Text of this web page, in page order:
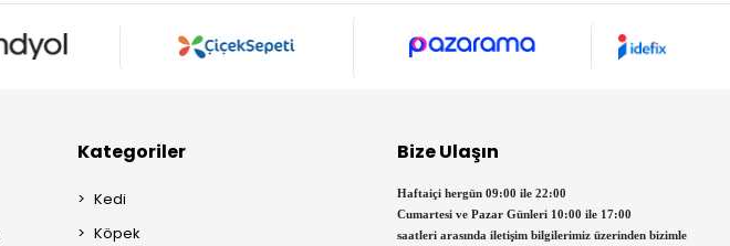
Kategoriler
Kedi
Köpek
Bize Ulaşın
Haftaiçi hergün 09:00 ile 22:00
Cumartesi ve Pazar Günleri 10:00 ile 17:00
saatleri arasında iletişim bilgilerimiz üzerinden bizimle